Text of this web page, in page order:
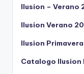
Ilusion – Verano
Ilusion Verano
Ilusion
Catalogo Ilusion